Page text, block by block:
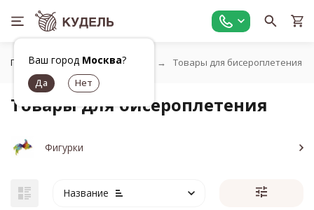
Ваш город Москва?
Главная Работа с бисером Товары для бисероплетения
Товары для бисероплетения
Фигурки
Название